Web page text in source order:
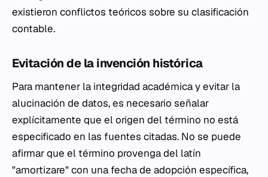
existieron conflictos teóricos sobre su clasificación
contable.
Evitación de la invención histórica
Para mantener la integridad académica y evitar la
alucinación de datos, es necesario señalar
explícitamente que el origen del término no está
especificado en las fuentes citadas. No se puede
afirmar que el término provenga del latín
"amortizare" con una fecha de adopción específica,